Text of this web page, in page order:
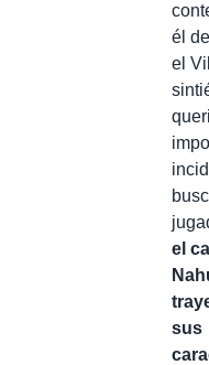
él
el
el
sus